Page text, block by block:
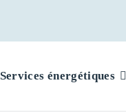
Services énergétiques